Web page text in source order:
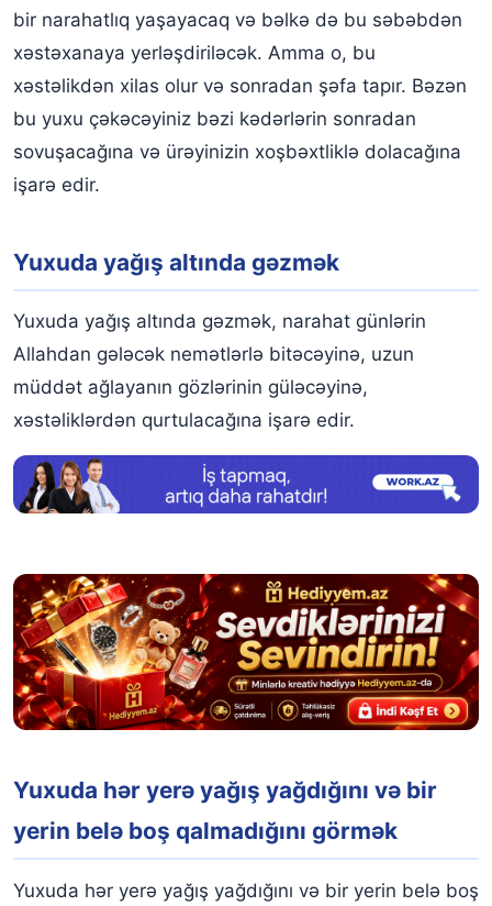
bir narahatlıq yaşayacaq və bəlkə də bu səbəbdən
xəstəxanaya yerləşdiriləcək. Amma o, bu
xəstəlikdən xilas olur və sonradan şəfa tapır. Bəzən
bu yuxu çəkəcəyiniz bəzi kədərlərin sonradan
sovuşacağına və ürəyinizin xoşbəxtliklə dolacağına
işarə edir.
Yuxuda yağış altında gəzmək
Yuxuda yağış altında gəzmək, narahat günlərin
Allahdan gələcək nemətlərlə bitəcəyinə, uzun
müddət ağlayanın gözlərinin güləcəyinə,
xəstəliklərdən qurtulacağına işarə edir.
Yuxuda hər yerə yağış yağdığını və bir
yerin belə boş qalmadığını görmək
Yuxuda hər yerə yağış yağdığını və bir yerin belə boş